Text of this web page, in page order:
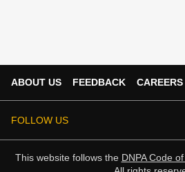
ABOUT US FEEDBACK CAREERS
FOLLOW US
This website follows the DNPA Code of